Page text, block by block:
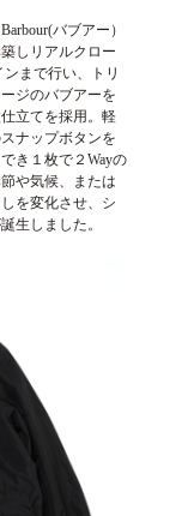
バブアー）
しリアルクロー
まで行い、トリ
ジのバブアーを
立てを採用。軽
ナップボタンを
き１枚で２Wayの
や気候、または
を変化させ、シ
生しました。